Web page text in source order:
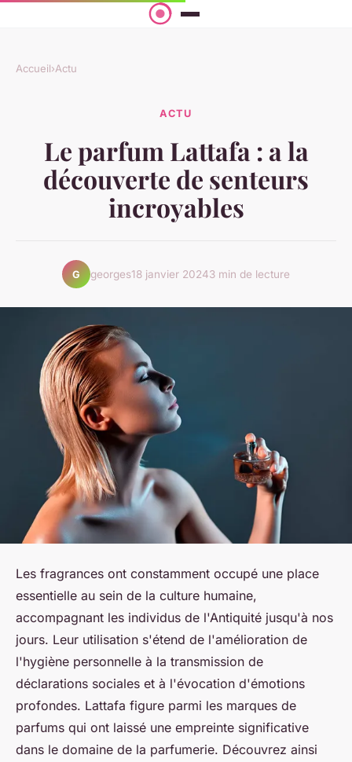
Accueil›Actu
ACTU
Le parfum Lattafa : a la
découverte de senteurs
incroyables
G georges18 janvier 20243 min de lecture
Les fragrances ont constamment occupé une place
essentielle au sein de la culture humaine,
accompagnant les individus de l'Antiquité jusqu'à nos
jours. Leur utilisation s'étend de l'amélioration de
l'hygiène personnelle à la transmission de
déclarations sociales et à l'évocation d'émotions
profondes. Lattafa figure parmi les marques de
parfums qui ont laissé une empreinte significative
dans le domaine de la parfumerie. Découvrez ainsi